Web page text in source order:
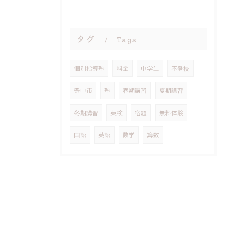
タグ Tags
個別指導塾 料金 中学生 不登校
豊中市 塾 春期講習 夏期講習
冬期講習 英検 宿題 無料体験
国語 英語 数学 算数